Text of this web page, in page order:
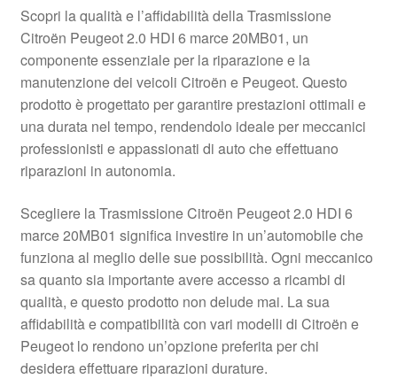
Il mio account
Pagamenti
Politica sulla riservatezza
Procedura di Reclamo
Rimostranza
Spedizione in tutto il mondo
Termini e condizioni
Scopri la qualità e l’affidabilità della Trasmissione
Citroën Peugeot 2.0 HDI 6 marce 20MB01, un
componente essenziale per la riparazione e la
manutenzione dei veicoli Citroën e Peugeot. Questo
prodotto è progettato per garantire prestazioni ottimali e
una durata nel tempo, rendendolo ideale per meccanici
professionisti e appassionati di auto che effettuano
riparazioni in autonomia.
Scegliere la Trasmissione Citroën Peugeot 2.0 HDI 6
marce 20MB01 significa investire in un’automobile che
funziona al meglio delle sue possibilità. Ogni meccanico
sa quanto sia importante avere accesso a ricambi di
qualità, e questo prodotto non delude mai. La sua
affidabilità e compatibilità con vari modelli di Citroën e
Peugeot lo rendono un’opzione preferita per chi
desidera effettuare riparazioni durature.